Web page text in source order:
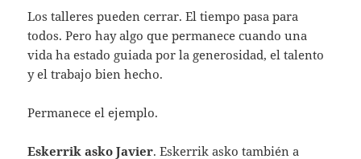
Los talleres pueden cerrar. El tiempo pasa para
todos. Pero hay algo que permanece cuando una
vida ha estado guiada por la generosidad, el talento
y el trabajo bien hecho.
Permanece el ejemplo.
Eskerrik asko Javier. Eskerrik asko también a